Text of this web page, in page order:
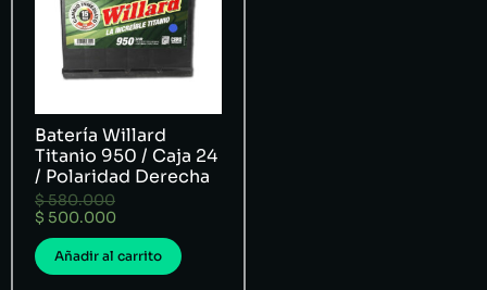
Batería Willard
Titanio 950 / Caja 24
/ Polaridad Derecha
$580.000
$ 500.000
Añadir al carrito